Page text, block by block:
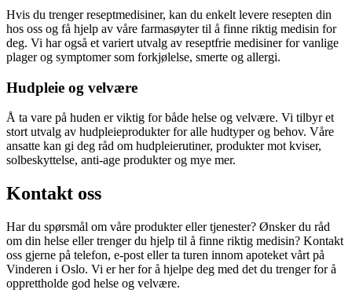
Hvis du trenger reseptmedisiner, kan du enkelt levere resepten din
hos oss og få hjelp av våre farmasøyter til å finne riktig medisin for
deg. Vi har også et variert utvalg av reseptfrie medisiner for vanlige
plager og symptomer som forkjølelse, smerte og allergi.
Hudpleie og velvære
Å ta vare på huden er viktig for både helse og velvære. Vi tilbyr et
stort utvalg av hudpleieprodukter for alle hudtyper og behov. Våre
ansatte kan gi deg råd om hudpleierutiner, produkter mot kviser,
solbeskyttelse, anti-age produkter og mye mer.
Kontakt oss
Har du spørsmål om våre produkter eller tjenester? Ønsker du råd
om din helse eller trenger du hjelp til å finne riktig medisin? Kontakt
oss gjerne på telefon, e-post eller ta turen innom apoteket vårt på
Vinderen i Oslo. Vi er her for å hjelpe deg med det du trenger for å
opprettholde god helse og velvære.